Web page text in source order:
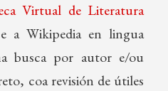
Virtual de Literatura
a Wikipedia en lingua
busca por autor e/ou
coa revisión de útiles